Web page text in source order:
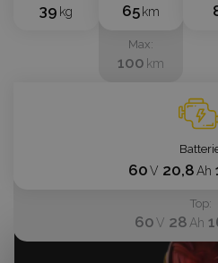
39 kg 65 km
Max
100 km
60V 20,8Ah
Top
60V 28 Ah